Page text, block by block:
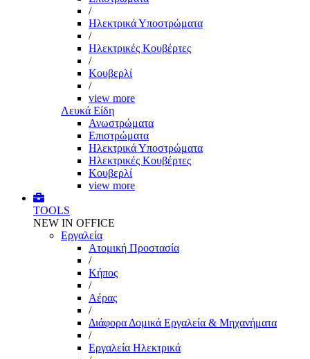
/
Ηλεκτρικά Υποστρώματα
/
Ηλεκτρικές Κουβέρτες
/
Κουβερλί
/
view more
Λευκά Είδη
Ανωστρώματα
Επιστρώματα
Ηλεκτρικά Υποστρώματα
Ηλεκτρικές Κουβέρτες
Κουβερλί
view more
TOOLS
NEW IN OFFICE
Εργαλεία
Aτομική Προστασία
/
Kήπος
/
Αέρας
/
Διάφορα Δομικά Εργαλεία & Μηχανήματα
/
Εργαλεία Ηλεκτρικά